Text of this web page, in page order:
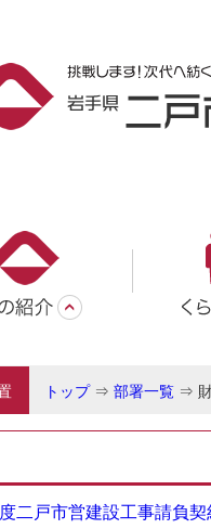
トップ⇒ 部署一覧 ⇒
二戸市営建設工事請負